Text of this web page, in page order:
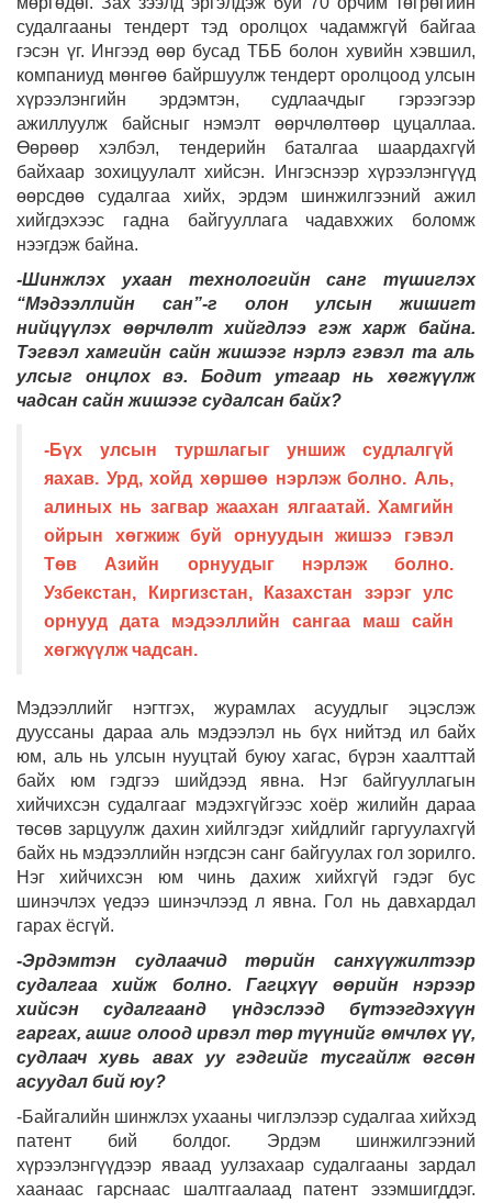
судалгааны тендерт тэд оролцох чадамжгүй байгаа
гэсэн үг. Ингээд өөр бусад ТББ болон хувийн хэвшил,
компаниуд мөнгөө байршуулж тендерт оролцоод улсын
хүрээлэнгийн эрдэмтэн, судлаачдыг гэрээгээр
ажиллуулж байсныг нэмэлт өөрчлөлтөөр цуцаллаа.
Өөрөөр хэлбэл, тендерийн баталгаа шаардахгүй
байхаар зохицуулалт хийсэн. Ингэснээр хүрээлэнгүүд
өөрсдөө судалгаа хийх, эрдэм шинжилгээний ажил
хийгдэхээс гадна байгууллага чадавхжих боломж
нээгдэж байна.
-Шинжлэх ухаан технологийн санг түшиглэх
“Мэдээллийн сан”-г олон улсын жишигт
нийцүүлэх өөрчлөлт хийгдлээ гэж харж байна.
Тэгвэл хамгийн сайн жишээг нэрлэ гэвэл та аль
улсыг онцлох вэ. Бодит утгаар нь хөгжүүлж
чадсан сайн жишээг судалсан байх?
-Бүх улсын туршлагыг уншиж судлалгүй
яахав. Урд, хойд хөршөө нэрлэж болно. Аль,
алиных нь загвар жаахан ялгаатай. Хамгийн
ойрын хөгжиж буй орнуудын жишээ гэвэл
Төв Азийн орнуудыг нэрлэж болно.
Узбекстан, Киргизстан, Казахстан зэрэг улс
орнууд дата мэдээллийн сангаа маш сайн
хөгжүүлж чадсан.
Мэдээллийг нэгтгэх, журамлах асуудлыг эцэслэж
дууссаны дараа аль мэдээлэл нь бүх нийтэд ил байх
юм, аль нь улсын нууцтай буюу хагас, бүрэн хаалттай
байх юм гэдгээ шийдээд явна. Нэг байгууллагын
хийчихсэн судалгааг мэдэхгүйгээс хоёр жилийн дараа
төсөв зарцуулж дахин хийлгэдэг хийдлийг гаргуулахгүй
байх нь мэдээллийн нэгдсэн санг байгуулах гол зорилго.
Нэг хийчихсэн юм чинь дахиж хийхгүй гэдэг бус
шинэчлэх үедээ шинэчлээд л явна. Гол нь давхардал
гарах ёсгүй.
-Эрдэмтэн судлаачид төрийн санхүүжилтээр
судалгаа хийж болно. Гагцхүү өөрийн нэрээр
хийсэн судалгаанд үндэслээд бүтээгдэхүүн
гаргах, ашиг олоод ирвэл төр түүнийг өмчлөх үү,
судлаач хувь авах уу гэдгийг тусгайлж өгсөн
асуудал бий юу?
-Байгалийн шинжлэх ухааны чиглэлээр судалгаа хийхэд
патент бий болдог. Эрдэм шинжилгээний
хүрээлэнгүүдээр яваад уулзахаар судалгааны зардал
хаанаас гарснаас шалтгаалаад патент эзэмшигддэг.